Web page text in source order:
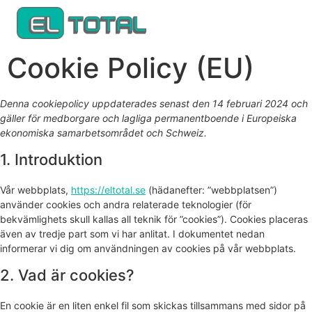
Cookie Policy (EU)
Denna cookiepolicy uppdaterades senast den 14 februari 2024 och
gäller för medborgare och lagliga permanentboende i Europeiska
ekonomiska samarbetsområdet och Schweiz.
1. Introduktion
Vår webbplats, https://eltotal.se (hädanefter: ”webbplatsen”)
använder cookies och andra relaterade teknologier (för
bekvämlighets skull kallas all teknik för ”cookies”). Cookies placeras
även av tredje part som vi har anlitat. I dokumentet nedan
informerar vi dig om användningen av cookies på vår webbplats.
2. Vad är cookies?
En cookie är en liten enkel fil som skickas tillsammans med sidor på